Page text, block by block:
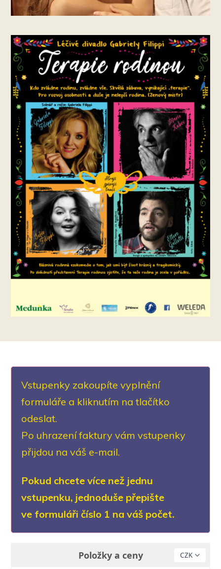
Vstupenky zakoupíte vyplnění
formuláře a kliknutím na tlačítko
odeslat.
Po uhrazení faktury vám vstupenky
přijdou na váš e-mail.
Pokud chcete více než jednu
vstupenku, jednoduše přepište
ve formuláři číslo 1 na váš počet.
Položky a ceny